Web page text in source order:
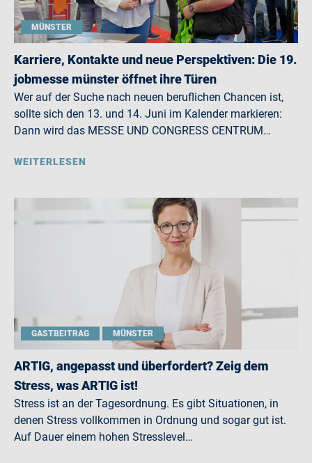
MÜNSTER
Karriere, Kontakte und neue Perspektiven: Die 19.
jobmesse münster öffnet ihre Türen
Wer auf der Suche nach neuen beruflichen Chancen ist,
sollte sich den 13. und 14. Juni im Kalender markieren:
Dann wird das MESSE UND CONGRESS CENTRUM…
WEITERLESEN
GASTBEITRAG MÜNSTER
ARTIG, angepasst und überfordert? Zeig dem
Stress, was ARTIG ist!
Stress ist an der Tagesordnung. Es gibt Situationen, in
denen Stress vollkommen in Ordnung und sogar gut ist.
Auf Dauer einem hohen Stresslevel…